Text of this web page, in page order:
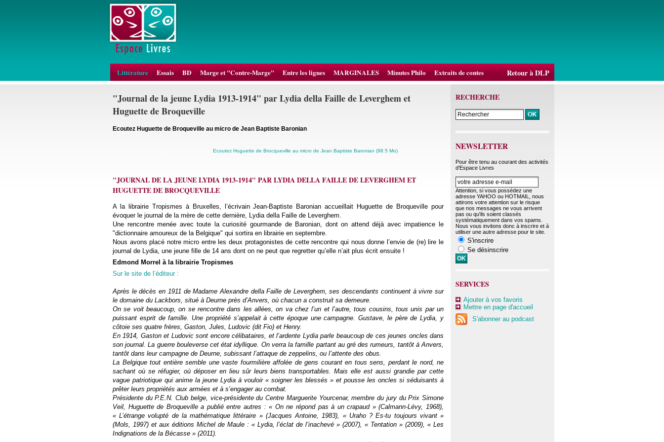
Littérature Essais BD Marge et "Contre-Marge" Entre les lignes MARGINALES Minutes Philo Extraits de contes Retour à DLP
"Journal de la jeune Lydia 1913-1914" par Lydia della Faille de Leverghem et
Huguette de Broqueville
Ecoutez Huguette de Broqueville au micro de Jean Baptiste Baronian
Ecoutez Huguette de Brocqueville au micro de Jean Baptiste Baronian (98.5 Mo)
"JOURNAL DE LA JEUNE LYDIA 1913-1914" PAR LYDIA DELLA FAILLE DE LEVERGHEM ET
HUGUETTE DE BROCQUEVILLE
A la librairie Tropismes à Bruxelles, l’écrivain Jean-Baptiste Baronian accueillait Huguette de Broqueville pour
évoquer le journal de la mère de cette dernière, Lydia della Faille de Leverghem.
Une rencontre menée avec toute la curiosité gourmande de Baronian, dont on attend déjà avec impatience le
"dictionnaire amoureux de la Belgique" qui sortira en librairie en septembre.
Nous avons placé notre micro entre les deux protagonistes de cette rencontre qui nous donne l’envie de (re) lire le
journal de Lydia, une jeune fille de 14 ans dont on ne peut que regretter qu’elle n’ait plus écrit ensuite !
Edmond Morrel à la librairie Tropismes
Sur le site de l’éditeur :
Après le décès en 1911 de Madame Alexandre della Faille de Leverghem, ses descendants continuent à vivre sur
le domaine du Lackbors, situé à Deurne près d’Anvers, où chacun a construit sa demeure.
On se voit beaucoup, on se rencontre dans les allées, on va chez l’un et l’autre, tous cousins, tous unis par un
puissant esprit de famille. Une propriété s’appelait à cette époque une campagne. Gustave, le père de Lydia, y
côtoie ses quatre frères, Gaston, Jules, Ludovic (dit Fio) et Henry.
En 1914, Gaston et Ludovic sont encore célibataires, et l’ardente Lydia parle beaucoup de ces jeunes oncles dans
son journal. La guerre bouleverse cet état idyllique. On verra la famille partant au gré des rumeurs, tantôt à Anvers,
tantôt dans leur campagne de Deurne, subissant l’attaque de zeppelins, ou l’attente des obus.
La Belgique tout entière semble une vaste fourmilière affolée de gens courant en tous sens, perdant le nord, ne
sachant où se réfugier, où déposer en lieu sûr leurs biens transportables. Mais elle est aussi grandie par cette
vague patriotique qui anime la jeune Lydia à vouloir « soigner les blessés » et pousse les oncles si séduisants à
prêter leurs propriétés aux armées et à s’engager au combat.
Présidente du P.E.N. Club belge, vice-présidente du Centre Marguerite Yourcenar, membre du jury du Prix Simone
Veil, Huguette de Broqueville a publié entre autres : « On ne répond pas à un crapaud » (Calmann-Lévy, 1968),
« L’étrange volupté de la mathématique littéraire » (Jacques Antoine, 1983), « Uraho ? Es-tu toujours vivant »
(Mols, 1997) et aux éditions Michel de Maule : « Lydia, l’éclat de l’inachevé » (2007), « Tentation » (2009), « Les
Indignations de la Bécasse » (2011).
RECHERCHE
NEWSLETTER
Pour être tenu au courant des activités
d'Espace Livres
Attention, si vous possédez une
adresse YAHOO ou HOTMAIL, nous
attirons votre attention sur le risque
que nos messages ne vous arrivent
pas ou qu'ils soient classés
systématiquement dans vos spams.
Nous vous invitons donc à inscrire et à
utiliser une autre adresse pour le site.
S'inscrire
Se désinscrire
SERVICES
Ajouter à vos favoris
Mettre en page d'accueil
S'abonner au podcast